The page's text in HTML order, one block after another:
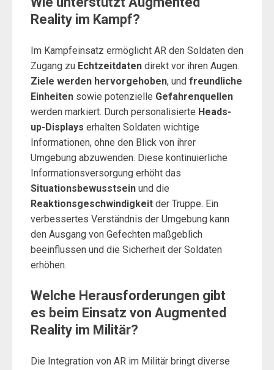
Reality im Kampf?
Im Kampfeinsatz ermöglicht AR den Soldaten den
Zugang zu Echtzeitdaten direkt vor ihren Augen.
Ziele werden hervorgehoben, und freundliche
Einheiten sowie potenzielle Gefahrenquellen
werden markiert. Durch personalisierte Heads-
up-Displays erhalten Soldaten wichtige
Informationen, ohne den Blick von ihrer
Umgebung abzuwenden. Diese kontinuierliche
Informationsversorgung erhöht das
Situationsbewusstsein und die
Reaktionsgeschwindigkeit der Truppe. Ein
verbessertes Verständnis der Umgebung kann
den Ausgang von Gefechten maßgeblich
beeinflussen und die Sicherheit der Soldaten
erhöhen.
Welche Herausforderungen gibt
es beim Einsatz von Augmented
Reality im Militär?
Die Integration von AR im Militär bringt diverse